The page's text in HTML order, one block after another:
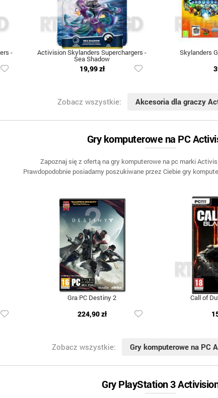
- Activision Skylanders Superchargers -
Sea Shadow
19,99 zł
Skylanders
Zobacz wszystkie: Akcesoria dla graczy
Gry komputerowe na PC
Zapoznaj się z ofertą na gry komputerowe na pc marki
Prawdopodobnie posiadamy poszukiwane przez Ciebie gry
Gra PC Destiny 2
224,90 zł
Call of
Zobacz wszystkie: Gry komputerowe na PC
Gry PlayStation 3